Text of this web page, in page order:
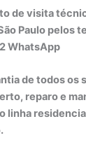
de visita
Paulo pelos
WhatsApp
de todos os
reparo e
linha